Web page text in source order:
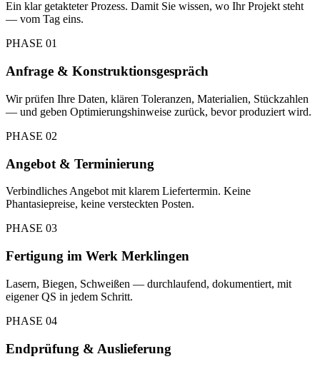
Ein klar getakteter Prozess. Damit Sie wissen, wo Ihr Projekt steht
— vom Tag eins.
PHASE 01
Anfrage & Konstruktions­gespräch
Wir prüfen Ihre Daten, klären Toleranzen, Materialien, Stückzahlen
— und geben Optimierungs­hinweise zurück, bevor produziert wird.
PHASE 02
Angebot & Terminierung
Verbindliches Angebot mit klarem Liefer­termin. Keine
Phantasiepreise, keine versteckten Posten.
PHASE 03
Fertigung im Werk Merklingen
Lasern, Biegen, Schweißen — durchlaufend, dokumentiert, mit
eigener QS in jedem Schritt.
PHASE 04
Endprüfung & Auslieferung